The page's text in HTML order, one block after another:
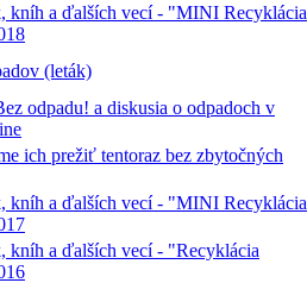
kníh a ďalších vecí - "MINI Recyklácia
(leták)
odpadu! a diskusia o odpadoch v
ich prežiť tentoraz bez zbytočných
kníh a ďalších vecí - "MINI Recyklácia
kníh a ďalších vecí - "Recyklácia